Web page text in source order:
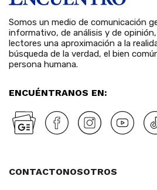
Somos un medio de comunicación
informativo, de análisis y de
lectores una aproximación a la
búsqueda de la verdad, el bien
persona humana.
ENCUÉNTRANOS EN:
CONTACTONOSOTROS